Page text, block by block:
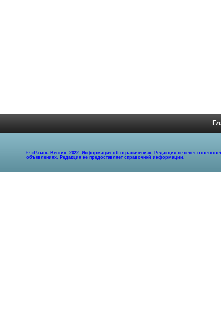
© «Рязань Вести». 2022. Информация об ограничениях. Редакция не несет
объявлениях. Редакция не предоставляет справочной информации.